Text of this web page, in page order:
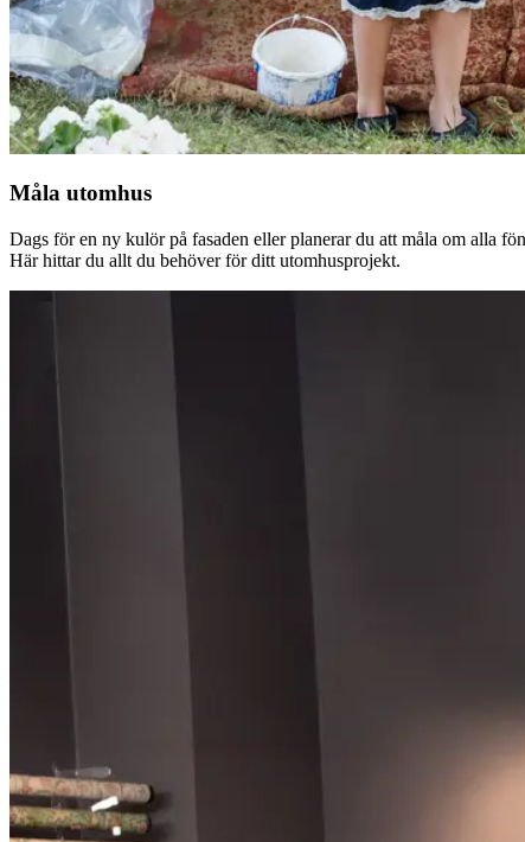
Måla utomhus
Dags för en ny kulör på fasaden eller planerar du att måla om alla
Här hittar du allt du behöver för ditt utomhusprojekt.